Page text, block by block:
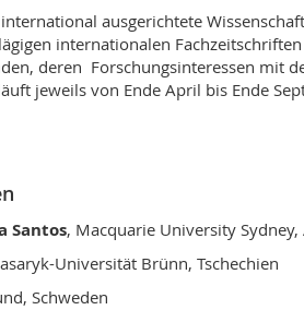
ausgerichtete
internationalen
deren Forschungsinteressen mit
jeweils von Ende April bis Ende
Santos, Macquarie University
Universität Brünn, Tschechien
Schweden